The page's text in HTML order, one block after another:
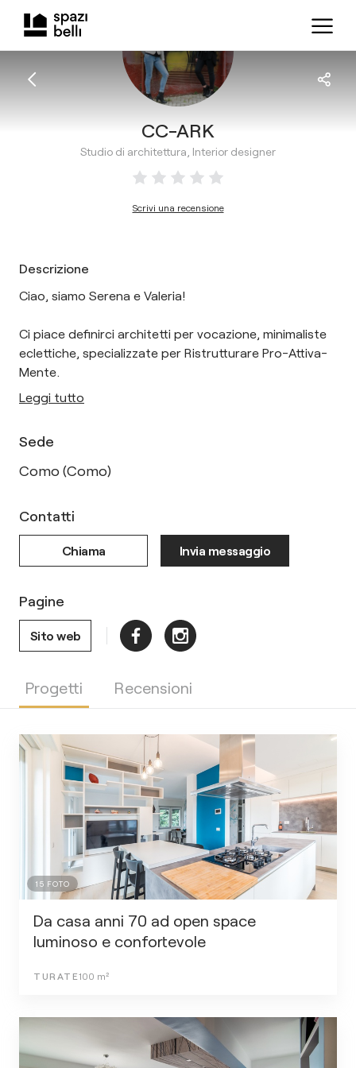
CC-ARK
Studio di architettura, Interior designer
Scrivi una recensione
Descrizione
Ciao, siamo Serena e Valeria!
Ci piace definirci architetti per vocazione, minimaliste
eclettiche, specializzate per Ristrutturare Pro-Attiva-
Mente.
Leggi tutto
Sede
Como (Como)
Pagine
Sito web
Contatti
Chiama Invia messaggio
Progetti Recensioni
15 FOTO
Da casa anni 70 ad open space
luminoso e confortevole
TURATE100 m²